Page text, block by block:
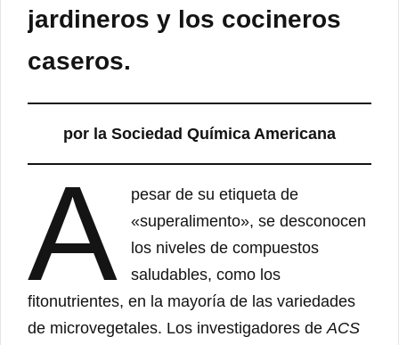
jardineros y los cocineros
caseros.
por la Sociedad Química Americana
A
pesar de su etiqueta de
«superalimento», se desconocen
los niveles de compuestos
saludables, como los
fitonutrientes, en la mayoría de las variedades
de microvegetales. Los investigadores deACS